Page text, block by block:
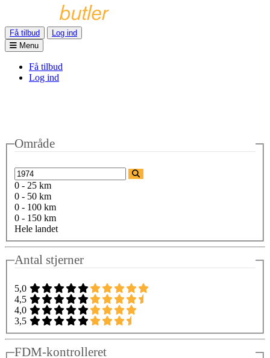
Få tilbud
Log ind
Menu
Få tilbud
Log ind
Område
0 - 25 km
0 - 50 km
0 - 100 km
0 - 150 km
Hele landet
Antal stjerner
5,0
4,5
4,0
3,5
FDM-kontrolleret